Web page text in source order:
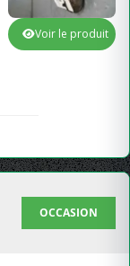
Voir le produit
OCCASION